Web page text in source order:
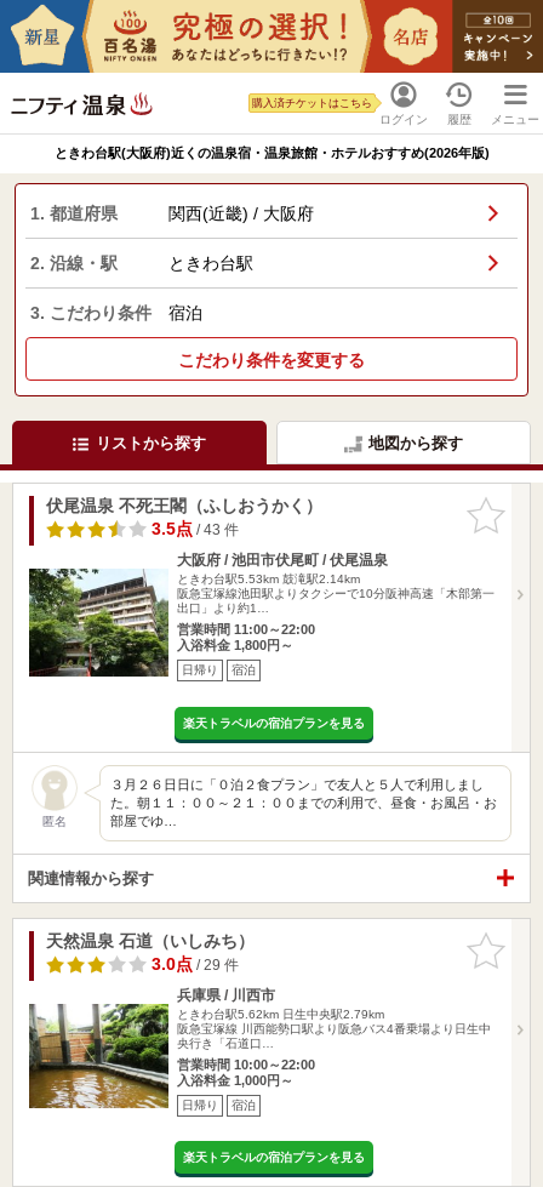
ログイン
購入済チケットはこちら
履歴 メニュー
ときわ台駅(大阪府)近くの温泉宿・温泉旅館・ホテルおすすめ(2026年版)
1. 都道府県 関西(近畿) / 大阪府
2. 沿線・駅 ときわ台駅
3. こだわり条件 宿泊
こだわり条件を変更する
リストから探す 地図から探す
お気に入
りに追加
伏尾温泉 不死王閣（ふしおうかく）
3.5点/ 43 件
大阪府 / 池田市伏尾町 / 伏尾温泉
ときわ台駅5.53km 鼓滝駅2.14km
阪急宝塚線池田駅よりタクシーで10分阪神高速「木部第一
出口」より約1…
営業時間 11:00～22:00
入浴料金 1,800円～
日帰り 宿泊
楽天トラベルの宿泊プランを見る
匿名
３月２６日日に「０泊２食プラン」で友人と５人で利用しまし
た。朝１１：００～２１：００までの利用で、昼食・お風呂・お
部屋でゆ…
関連情報から探す
お気に入
りに追加
天然温泉 石道（いしみち）
3.0点/ 29 件
兵庫県 / 川西市
ときわ台駅5.62km 日生中央駅2.79km
阪急宝塚線 川西能勢口駅より阪急バス4番乗場より日生中
央行き「石道口…
営業時間 10:00～22:00
入浴料金 1,000円～
日帰り 宿泊
楽天トラベルの宿泊プランを見る